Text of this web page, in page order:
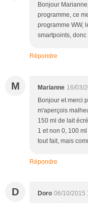
Bonjour
programme, ce
programme WW,
smartpoints, donc
Répondre
M Marianne 16/03/
Bonjour et merci
m'aperçois
150 ml de lait
1 et non 0, 100
tout fait, mais
Répondre
D Doro 06/10/2015